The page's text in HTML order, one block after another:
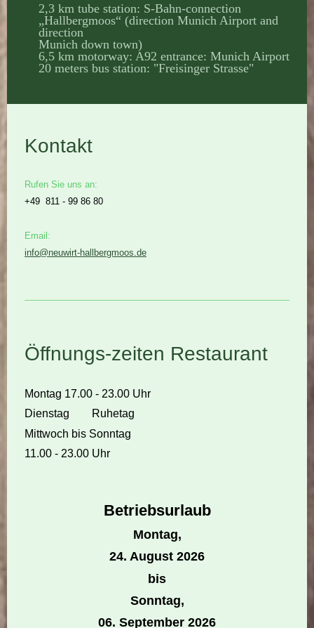
2,3 km tube station: S-Bahn-connection
„Hallbergmoos“ (direction Munich Airport and
direction
Munich down town)
6,5 km motorway: A92 entrance: Munich Airport
20 meters bus station: "Freisinger Strasse"
Kontakt
Rufen Sie uns an:
+49 811 - 99 86 80
Email:
info@neuwirt-hallbergmoos.de
Öffnungs-zeiten Restaurant
Montag 17.00 - 23.00 Uhr
Dienstag Ruhetag
Mittwoch bis Sonntag
11.00 - 23.00 Uhr
Betriebsurlaub
Montag,
24. August 2026
bis
Sonntag,
06. September 2026